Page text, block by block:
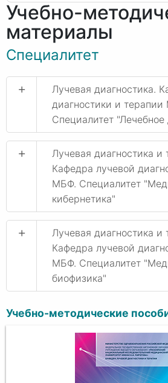
Учебно-
материалы
Специалитет
+
Лучевая диагностика.
диагностики и
Специалитет "Лечебное
+
Лучевая диагностика и
Кафедра лучевой
МБФ. Специалитет
кибернетика"
+
Лучевая диагностика и
Кафедра лучевой
МБФ. Специалитет
биофизика"
Учебно-методические